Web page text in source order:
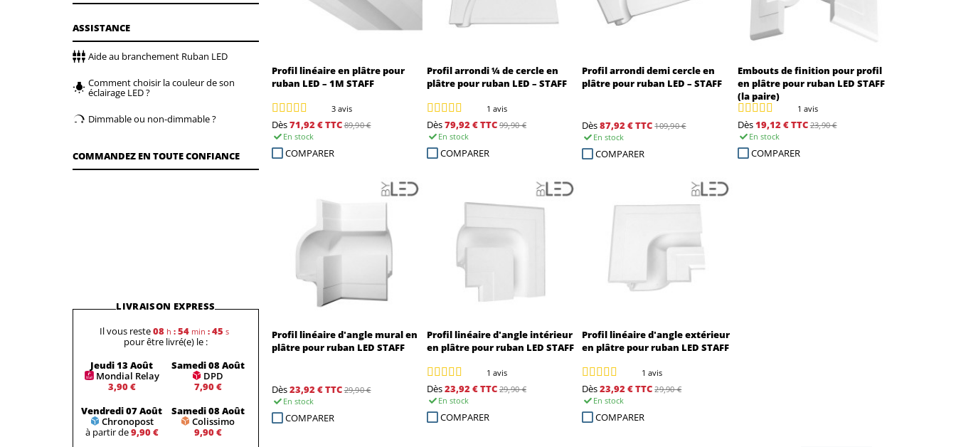
ASSISTANCE
Aide au branchement Ruban LED
Comment choisir la couleur de son
éclairage LED ?
Dimmable ou non-dimmable ?
COMMANDEZ EN TOUTE CONFIANCE
LIVRAISON EXPRESS
Il vous reste08 h : 54 min : 44 s
pour être livré(e) le :
Jeudi 13 Août
Mondial Relay
3,90 €
Samedi 08 Août
DPD
7,90 €
Vendredi 07 Août
Chronopost
à partir de9,90 €
Samedi 08 Août
Colissimo
9,90 €
Profil linéaire en plâtre pour
ruban LED – 1M STAFF
3 avis
Dès71,92 €TTC 89,90 €
En stock
COMPARER
Profil arrondi ¼ de cercle en
plâtre pour ruban LED – STAFF
1 avis
Dès79,92 €TTC 99,90 €
En stock
COMPARER
Profil arrondi demi cercle en
plâtre pour ruban LED – STAFF
Dès87,92 €TTC 109,90 €
En stock
COMPARER
Embouts de finition pour profil
en plâtre pour ruban LED STAFF
(la paire)
1 avis
Dès19,12 €TTC 23,90 €
En stock
COMPARER
Profil linéaire d'angle mural en
plâtre pour ruban LED STAFF
Dès23,92 €TTC 29,90 €
En stock
COMPARER
Profil linéaire d'angle intérieur
en plâtre pour ruban LED STAFF
1 avis
Dès23,92 €TTC 29,90 €
En stock
COMPARER
Profil linéaire d'angle extérieur
en plâtre pour ruban LED STAFF
1 avis
Dès23,92 €TTC 29,90 €
En stock
COMPARER